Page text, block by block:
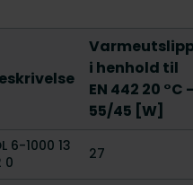
i henhold til
EN 442 20 °C -
55/45 [W]
6-1000 13
0
27